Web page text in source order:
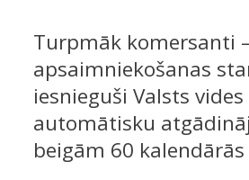
Turpmāk komersanti
apsaimniekošanas
iesnieguši Valsts
automātisku
beigām 60